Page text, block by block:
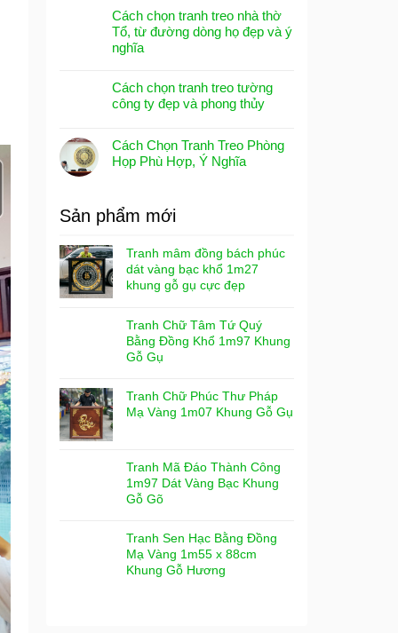
Cách chọn tranh treo nhà thờ
Tổ, từ đường dòng họ đẹp và ý
nghĩa
Cách chọn tranh treo tường
công ty đẹp và phong thủy
Cách Chọn Tranh Treo Phòng
Họp Phù Hợp, Ý Nghĩa
Sản phẩm mới
Tranh mâm đồng bách phúc
dát vàng bạc khổ 1m27
khung gỗ gụ cực đẹp
Tranh Chữ Tâm Tứ Quý
Bằng Đồng Khổ 1m97 Khung
Gỗ Gụ
Tranh Chữ Phúc Thư Pháp
Mạ Vàng 1m07 Khung Gỗ Gụ
Tranh Mã Đáo Thành Công
1m97 Dát Vàng Bạc Khung
Gỗ Gõ
Tranh Sen Hạc Bằng Đồng
Mạ Vàng 1m55 x 88cm
Khung Gỗ Hương